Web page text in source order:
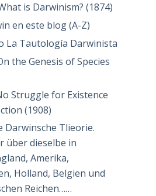
is Darwinism? (1874)
en este blog (A-Z)
La Tautología Darwinista
the Genesis of Species
Struggle for Existence
(1908)
Darwinsche Tlieorie.
über dieselbe in
Amerika,
Holland, Belgien und
Reichen……